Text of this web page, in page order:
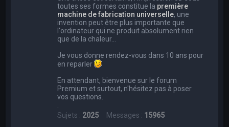
toutes ses formes constitue la première
machine de fabrication universelle, une
invention peut être plus importante que
l'ordinateur qui ne produit absolument rien
que de la chaleur...
Je vous donne rendez-vous dans 10 ans pour
en reparler
En attendant, bienvenue sur le forum
Premium et surtout, n'hésitez pas à poser
vos questions.
Sujets : 2025 Messages : 15965